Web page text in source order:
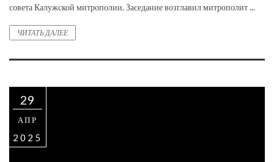
совета Калужской митрополии. Заседание возглавил митрополит ...
ЧИТАТЬ ДАЛЕЕ
29
АПР
2025